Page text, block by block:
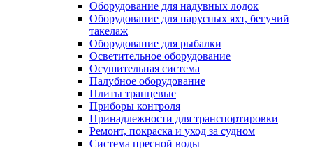
Оборудование для надувных лодок
Оборудование для парусных яхт, бегучий
такелаж
Оборудование для рыбалки
Осветительное оборудование
Осушительная система
Палубное оборудование
Плиты транцевые
Приборы контроля
Принадлежности для транспортировки
Ремонт, покраска и уход за судном
Система пресной воды